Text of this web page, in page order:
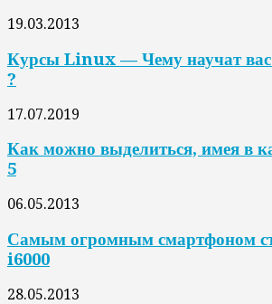
19.03.2013
Курсы Linux — Чему научат
?
17.07.2019
Как можно выделиться, имея в
5
06.05.2013
Самым огромным смартфоном
i6000
28.05.2013